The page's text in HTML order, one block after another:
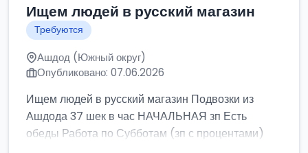
Ищем людей в русский магазин
Требуются
Ашдод (Южный округ)
Опубликовано: 07.06.2026
Ищем людей в русский магазин Подвозки из
Ашдода 37 шек в час НАЧАЛЬНАЯ зп Есть
обеды Работа по Субботам (зп с процентами)